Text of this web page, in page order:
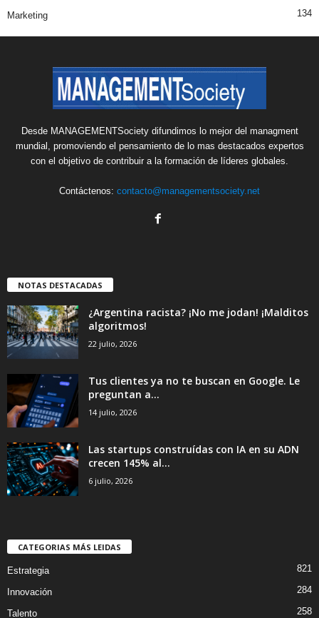
Marketing 134
Desde MANAGEMENTSociety difundimos lo mejor del managment
mundial, promoviendo el pensamiento de lo mas destacados expertos
con el objetivo de contribuir a la formación de líderes globales.
Contáctenos: contacto@managementsociety.net
NOTAS DESTACADAS
¿Argentina racista? ¡No me jodan! ¡Malditos
algoritmos!
22 julio, 2026
Tus clientes ya no te buscan en Google. Le
preguntan a...
14 julio, 2026
Las startups construídas con IA en su ADN
crecen 145% al...
6 julio, 2026
CATEGORIAS MÁS LEIDAS
Estrategia 821
Innovación 284
Talento 258